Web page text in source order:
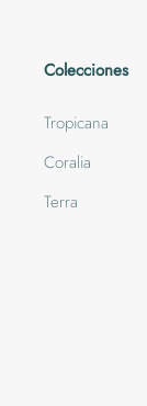
Colecciones
Tropicana
Coralia
Terra